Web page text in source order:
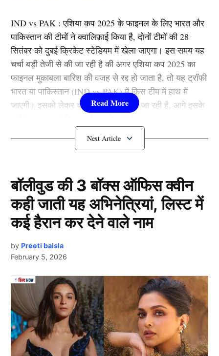
IND vs PAK : एशिया कप 2025 के फाइनल के लिए भारत और
पाकिस्तान की टीमों ने क्वालिफ़ाई किया है, दोनों टीमों की 28
सितंबर को दुबई क्रिकेट स्टेडियम में खेला जाएगा। इस समय यह
चर्चा बड़ी तेजी से की जा रही है की अगर एशिया कप 2025 का
फाइनल मुकाबला बारिश की वजह से रद्द हो जाता है, तो यह ट्रॉफी
भारत या पाकिस्तान (IND vs PAK) में किस टीम में हाथ में
जाएगी। इसको लेकर बड़ी तेजी से चर्चा की जा रही है, आगे इसके
भारत और पाकिस्तान के बीच खेला जाएगा
Ind Vs Pak
एशिया कप 2025 में भारत और पाकिस्तान (IND vs PAK) के
Next Article
बॉलीवुड की 3 बॉक्स ऑफिस क्वीन
कही जाती यह अभिनेत्रियां, लिस्ट में
कई हैरान कर देने वाले नाम
by Preeti baisla
February 5, 2026